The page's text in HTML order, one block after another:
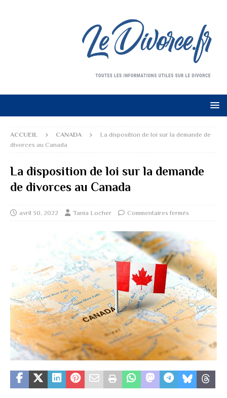
ACCUEIL CANADA
La disposition de loi sur la demande de
divorces au Canada
La disposition de loi sur la demande
de divorces au Canada
avril 30, 2022 Tania Locher Commentaires fermés